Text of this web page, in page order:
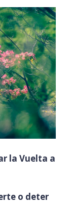
la Vuelta a
o deter